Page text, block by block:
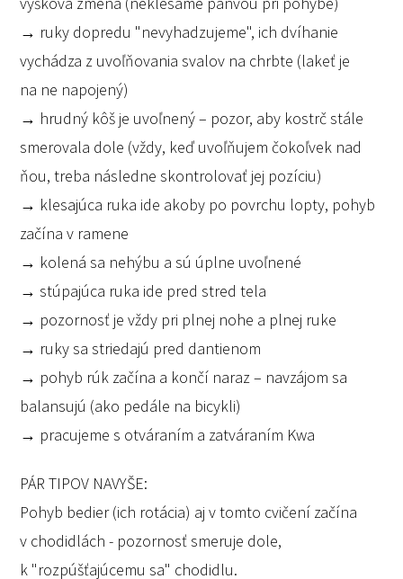
→ ruky dopredu "nevyhadzujeme", ich dvíhanie
vychádza z uvoľňovania svalov na chrbte (lakeť je
na ne napojený)
→ hrudný kôš je uvoľnený – pozor, aby kostrč stále
smerovala dole (vždy, keď uvoľňujem čokoľvek nad
ňou, treba následne skontrolovať jej pozíciu)
→ klesajúca ruka ide akoby po povrchu lopty, pohyb
začína v ramene
→ kolená sa nehýbu a sú úplne uvoľnené
→ stúpajúca ruka ide pred stred tela
→ pozornosť je vždy pri plnej nohe a plnej ruke
→ ruky sa striedajú pred dantienom
→ pohyb rúk začína a končí naraz – navzájom sa
balansujú (ako pedále na bicykli)
→ pracujeme s otváraním a zatváraním Kwa
PÁR TIPOV NAVYŠE:
Pohyb bedier (ich rotácia) aj v tomto cvičení začína
v chodidlách - pozornosť smeruje dole,
k "rozpúšťajúcemu sa" chodidlu.